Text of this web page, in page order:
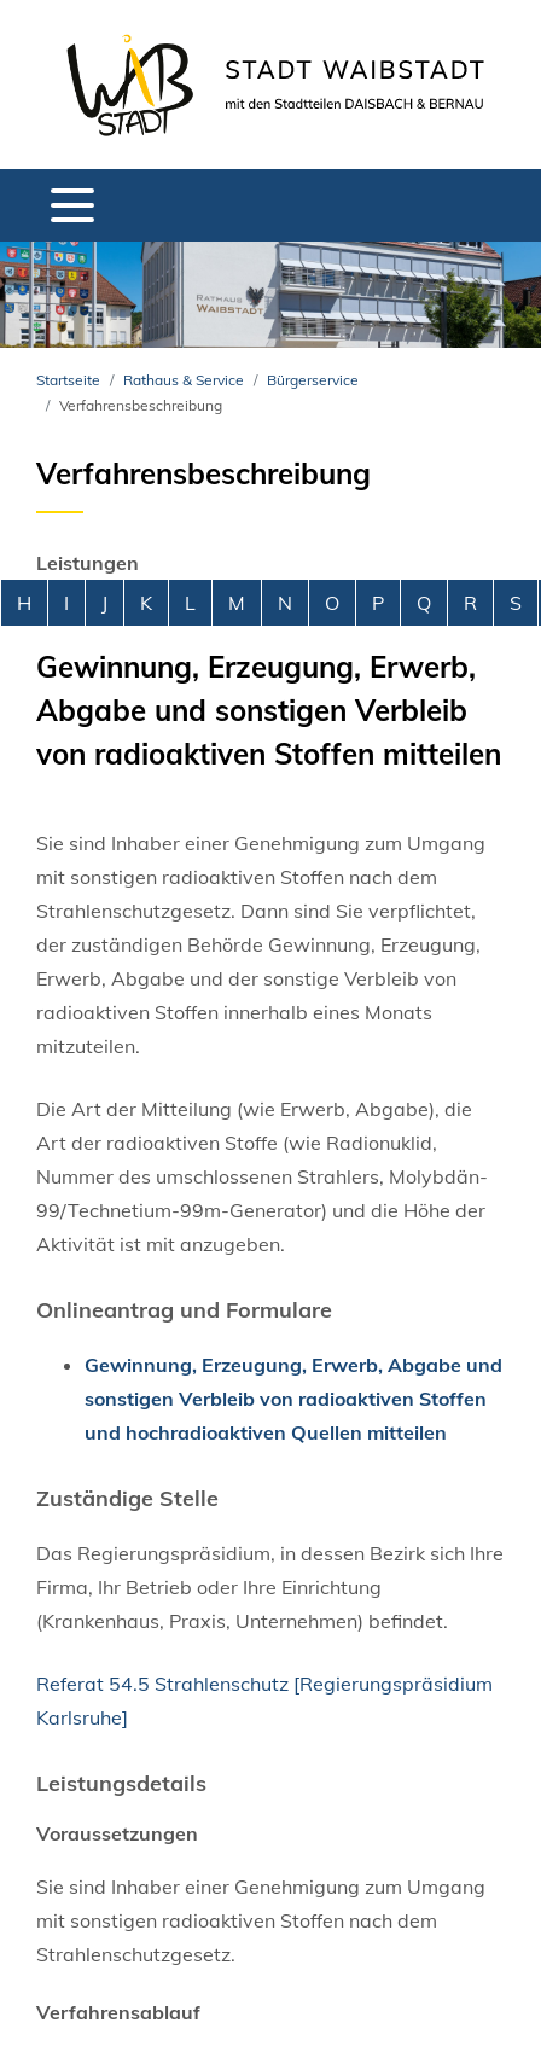
Startseite Rathaus & Service
Bürgerservice
Verfahrensbeschreibung
Verfahrensbeschreibung
Leistungen
Alphabetisches Register überspringen
H I J K L M N O P Q R S
Gewinnung, Erzeugung, Erwerb,
Abgabe und sonstigen Verbleib
von radioaktiven Stoffen mitteilen
Sie sind Inhaber einer Genehmigung zum Umgang
mit sonstigen radioaktiven Stoffen nach dem
Strahlenschutzgesetz. Dann sind Sie verpflichtet,
der zuständigen Behörde Gewinnung, Erzeugung,
Erwerb, Abgabe und der sonstige Verbleib von
radioaktiven Stoffen innerhalb eines Monats
mitzuteilen.
Die Art der Mitteilung (wie Erwerb, Abgabe), die
Art der radioaktiven Stoffe (wie Radionuklid,
Nummer des umschlossenen Strahlers, Molybdän-
99/Technetium-99m-Generator) und die Höhe der
Aktivität ist mit anzugeben.
Onlineantrag und Formulare
Gewinnung, Erzeugung, Erwerb, Abgabe und
sonstigen Verbleib von radioaktiven Stoffen
und hochradioaktiven Quellen mitteilen
Zuständige Stelle
Das Regierungspräsidium, in dessen Bezirk sich Ihre
Firma, Ihr Betrieb oder Ihre Einrichtung
(Krankenhaus, Praxis, Unternehmen) befindet.
Referat 54.5 Strahlenschutz [Regierungspräsidium
Karlsruhe]
Leistungsdetails
Voraussetzungen
Sie sind Inhaber einer Genehmigung zum Umgang
mit sonstigen radioaktiven Stoffen nach dem
Strahlenschutzgesetz.
Verfahrensablauf